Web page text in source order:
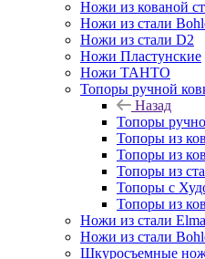
Ножи из кованой
Ножи из стали
Ножи из стали D2
Ножи Пластунские
Ножи ТАНТО
Топоры ручной
Назад
Топоры
Топоры из
Топоры из
Топоры из
Топоры с
Топоры из
Ножи из стали
Ножи из стали
Шкуросъемные